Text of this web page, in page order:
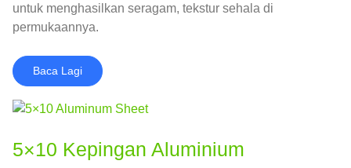
untuk menghasilkan seragam, tekstur sehala di
permukaannya.
Baca Lagi
5×10 Kepingan Aluminium